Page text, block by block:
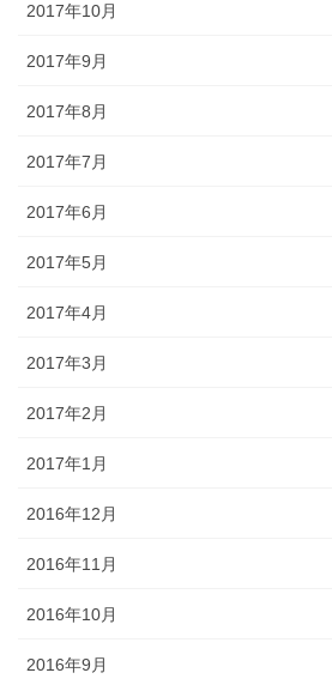
2017年10月
2017年9月
2017年8月
2017年7月
2017年6月
2017年5月
2017年4月
2017年3月
2017年2月
2017年1月
2016年12月
2016年11月
2016年10月
2016年9月